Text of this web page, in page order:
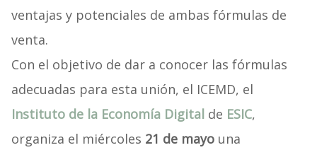
ventajas y potenciales de ambas fórmulas de
venta.
Con el objetivo de dar a conocer las fórmulas
adecuadas para esta unión, el ICEMD, el
Instituto de la Economía Digitalde ESIC,
organiza el miércoles 21 de mayouna